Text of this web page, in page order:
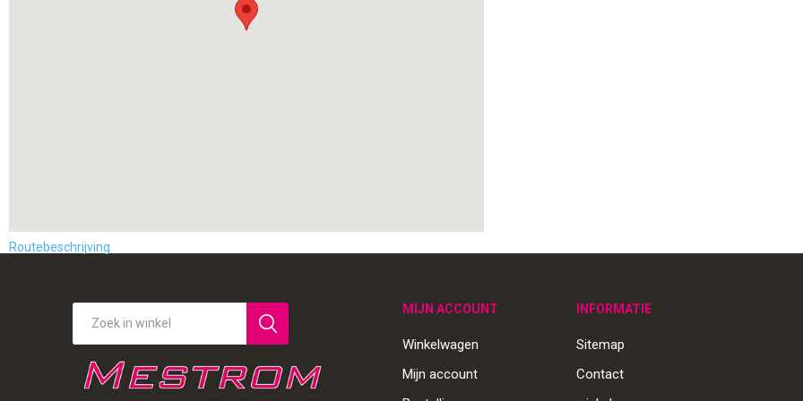
Routebeschrijving
MIJN ACCOUNT
Winkelwagen
Mijn account
INFORMATIE
Sitemap
Contact